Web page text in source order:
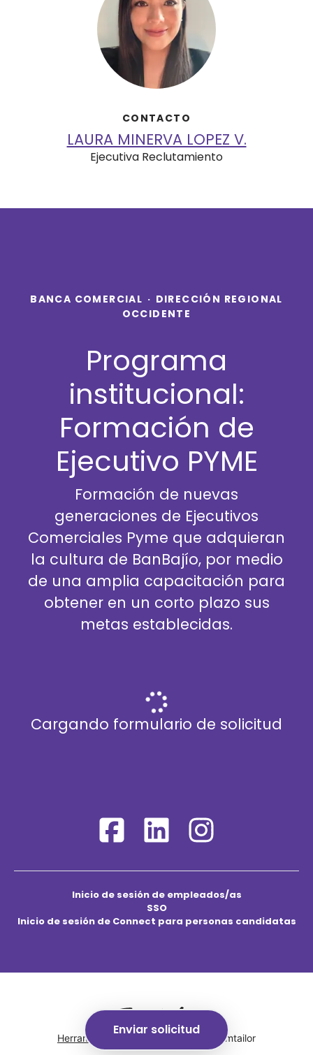
CONTACTO
LAURA MINERVA LOPEZ V.
Ejecutiva Reclutamiento
Enviar solicitud
BANCA COMERCIAL · DIRECCIÓN REGIONAL
OCCIDENTE
Programa
institucional:
Formación de
Ejecutivo PYME
Formación de nuevas
generaciones de Ejecutivos
Comerciales Pyme que adquieran
la cultura de BanBajío, por medio
de una amplia capacitación para
obtener en un corto plazo sus
metas establecidas.
Cargando formulario de solicitud
Inicio de sesión de empleados/as
SSO
Inicio de sesión de Connect para personas candidatas
Herramientas de seguimiento de Teamtailor